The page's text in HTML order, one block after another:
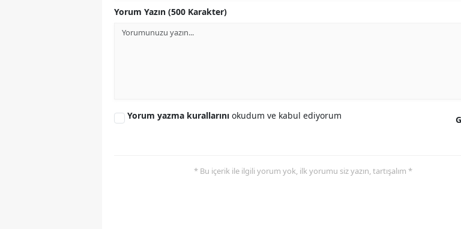
Malatya
Yorum Yazın (500 Karakter)
Yorum yazma kurallarını okudum ve kabul ediyorum
* Bu içerik ile ilgili yorum yok, ilk yorumu siz yazın, tartışalım *